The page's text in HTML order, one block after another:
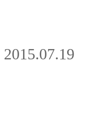
2015.07.19